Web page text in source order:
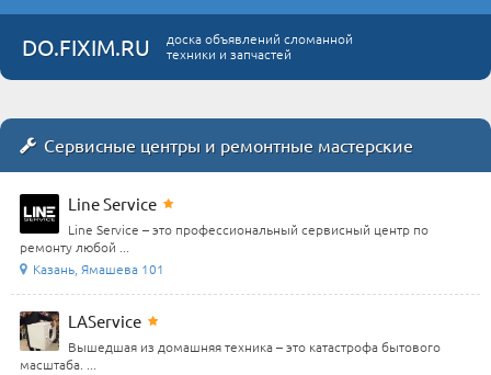
DO.FIXIM.RU
доска объявлений сломанной
техники и запчастей
Сервисные центры и ремонтные мастерские
Line Service
Line Service – это профессиональный сервисный центр по
ремонту любой ...
Казань, Ямашева 101
LAService
Вышедшая из домашняя техника – это катастрофа бытового
масштаба. ...